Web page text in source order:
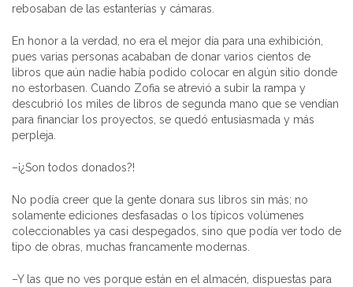
rebosaban de las estanterías y cámaras.
En honor a la verdad, no era el mejor día para una exhibición,
pues varias personas acababan de donar varios cientos de
libros que aún nadie había podido colocar en algún sitio donde
no estorbasen. Cuando Zofia se atrevió a subir la rampa y
descubrió los miles de libros de segunda mano que se vendían
para financiar los proyectos, se quedó entusiasmada y más
perpleja.
–¡¿Son todos donados?!
No podía creer que la gente donara sus libros sin más; no
solamente ediciones desfasadas o los típicos volúmenes
coleccionables ya casi despegados, sino que podía ver todo de
tipo de obras, muchas francamente modernas.
–Y las que no ves porque están en el almacén, dispuestas para